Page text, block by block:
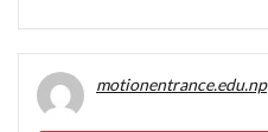
motionentrance.edu.np